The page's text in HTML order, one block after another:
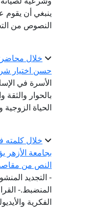
ينبغي أن يقوم
النصوص من
خلال
حسن اختيار
الأسرة في
بالحوار
الحياة
خلال كلمته
بجامعة الأزهر
النص من
- التجديد
المنضبط.-
الفكرية